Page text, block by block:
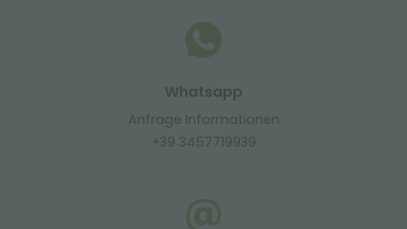
Whatsapp
Anfrage Informationen
+39 3457719939